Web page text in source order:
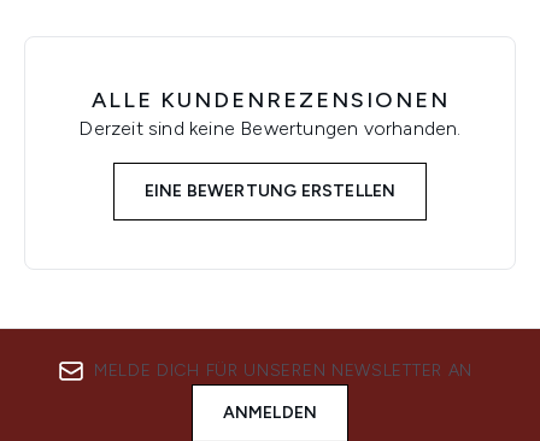
ALLE KUNDENREZENSIONEN
Derzeit sind keine Bewertungen vorhanden.
EINE BEWERTUNG ERSTELLEN
MELDE DICH FÜR UNSEREN NEWSLETTER AN
ANMELDEN